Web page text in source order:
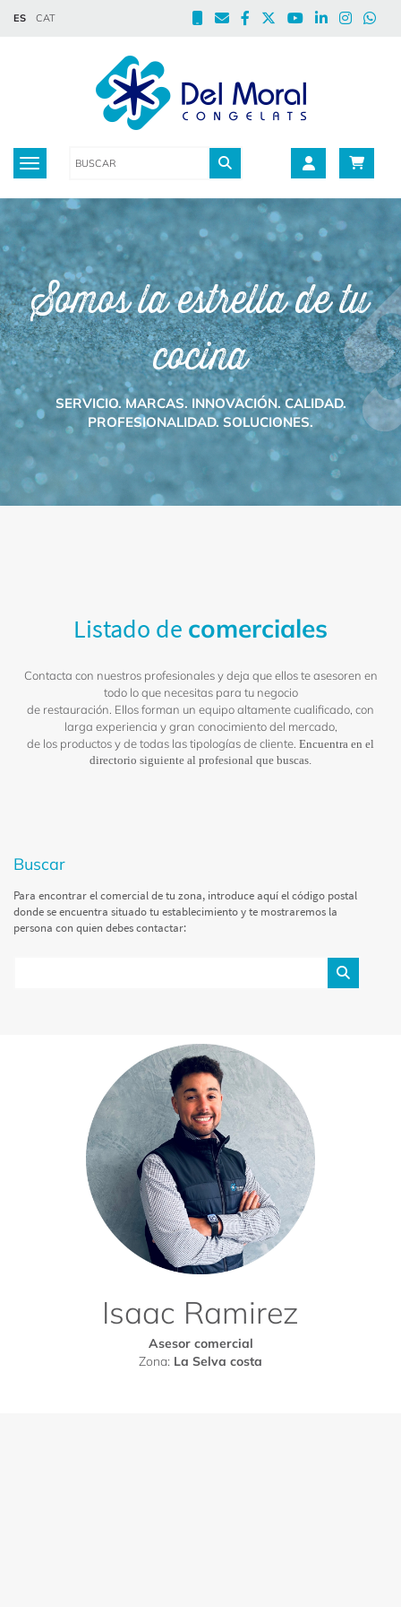
ES CAT
Toggle navigation
Somos la estrella de tu
cocina
SERVICIO. MARCAS. INNOVACIÓN. CALIDAD.
PROFESIONALIDAD. SOLUCIONES.
Listado de comerciales
Contacta con nuestros profesionales y deja que ellos te asesoren en
todo lo que necesitas para tu negocio
de restauración. Ellos forman un equipo altamente cualiﬁcado, con
larga experiencia y gran conocimiento del mercado,
de los productos y de todas las tipologías de cliente. Encuentra en el
directorio siguiente al profesional que buscas.
buscar
Para encontrar el comercial de tu zona, introduce aquí el código postal
donde se encuentra situado tu establecimiento y te mostraremos la
persona con quien debes contactar:
Isaac Ramirez
Asesor comercial
Zona: La Selva costa